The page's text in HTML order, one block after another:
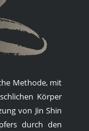
Methode, mit
Körper
von Jin Shin
durch den